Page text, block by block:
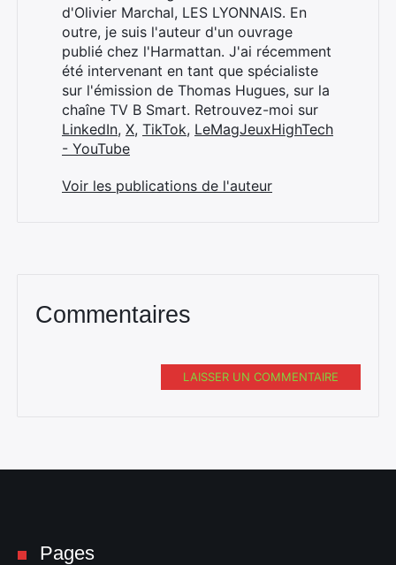
d'Olivier Marchal, LES LYONNAIS. En
outre, je suis l'auteur d'un ouvrage
publié chez l'Harmattan. J'ai récemment
été intervenant en tant que spécialiste
sur l'émission de Thomas Hugues, sur la
chaîne TV B Smart. Retrouvez-moi sur
LinkedIn, X, TikTok, LeMagJeuxHighTech
- YouTube
Voir les publications de l'auteur
Commentaires
LAISSER UN COMMENTAIRE
Pages
Rechercher